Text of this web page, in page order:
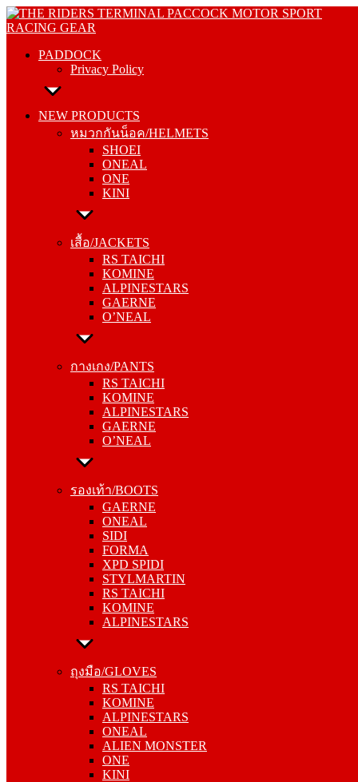
Skip
to
PADDOCK
Privacy Policy
NEW PRODUCTS
หมวกกันน็อค/HELMETS
SHOEI
ONEAL
ONE
KINI
เสื้อ/JACKETS
RS TAICHI
KOMINE
ALPINESTARS
GAERNE
O’NEAL
กางเกง/PANTS
RS TAICHI
KOMINE
ALPINESTARS
GAERNE
O’NEAL
รองเท้า/BOOTS
GAERNE
ONEAL
SIDI
FORMA
XPD SPIDI
STYLMARTIN
RS TAICHI
KOMINE
ALPINESTARS
ถุงมือ/GLOVES
RS TAICHI
KOMINE
ALPINESTARS
ONEAL
ALIEN MONSTER
ONE
KINI
PADDOCK
NEW PRODUCTS
SHOEI
ONEAL
ONE
KINI
เสื้อ/JACKETS
KOMINE
ALPINESTARS
GAERNE
O’NEAL
กางเกง/PANTS
KOMINE
ALPINESTARS
GAERNE
O’NEAL
รองเท้า/BOOTS
ONEAL
SIDI
FORMA
XPD SPIDI
STYLMARTIN
RS TAICHI
KOMINE
ALPINESTARS
ถุงมือ/GLOVES
KOMINE
ALPINESTARS
ONEAL
ALIEN MONSTER
ONE
KINI